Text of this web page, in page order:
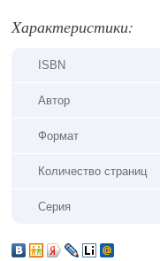
Xарактеристики:
ISBN
Автор
Формат
Количество страниц
Серия